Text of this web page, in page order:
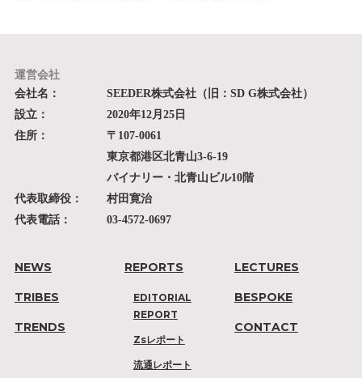
運営会社
会社名：
SEEDER株式会社（旧：SD G株式会社）
設立：
2020年12月25日
住所：
〒107-0061
東京都港区北青山3-6-19
バイナリー・北青山ビル10階
代表取締役：
村田寛治
代表電話：
03-4572-0697
NEWS
TRIBES
TRENDS
REPORTS
EDITORIAL
REPORT
Zsレポート
流通レポート
LECTURES
BESPOKE
CONTACT